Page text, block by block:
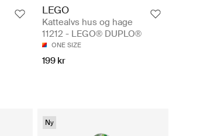
LEGO
Kattealvs hus og hage
11212 - LEGO® DUPLO®
ONE SIZE
199 kr
Ny